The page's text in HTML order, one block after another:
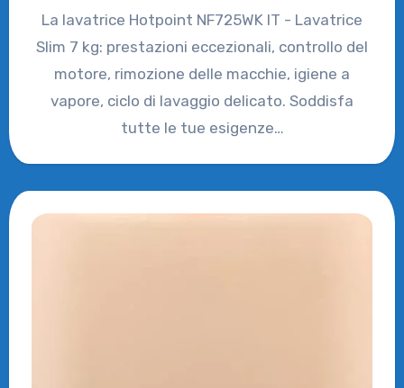
La lavatrice Hotpoint NF725WK IT - Lavatrice
Slim 7 kg: prestazioni eccezionali, controllo del
motore, rimozione delle macchie, igiene a
vapore, ciclo di lavaggio delicato. Soddisfa
tutte le tue esigenze…